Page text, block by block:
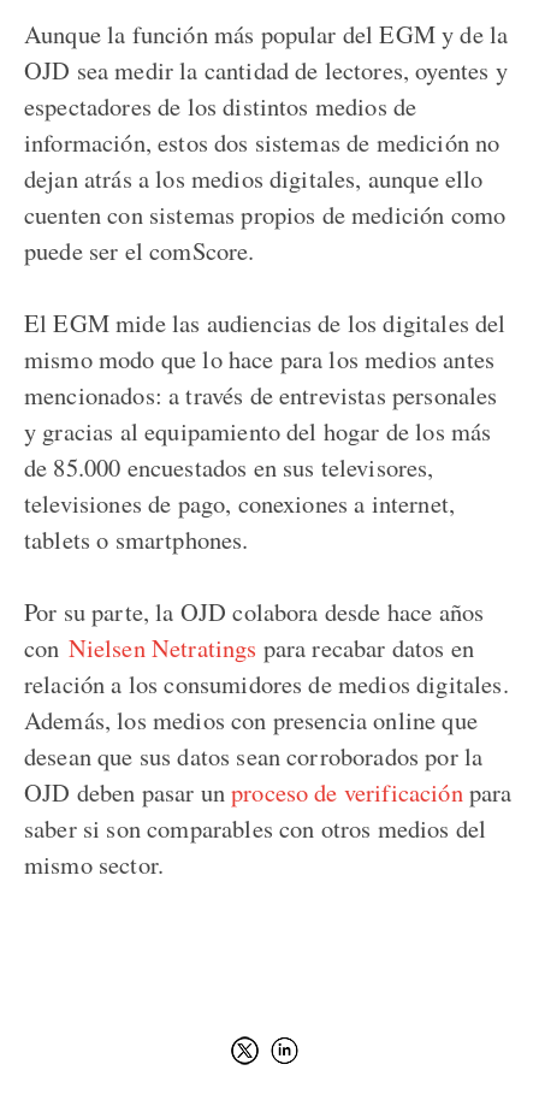
Aunque la función más popular del EGM y de la
OJD sea medir la cantidad de lectores, oyentes y
espectadores de los distintos medios de
información, estos dos sistemas de medición no
dejan atrás a los medios digitales, aunque ello
cuenten con sistemas propios de medición como
puede ser el comScore.
El EGM mide las audiencias de los digitales del
mismo modo que lo hace para los medios antes
mencionados: a través de entrevistas personales
y gracias al equipamiento del hogar de los más
de 85.000 encuestados en sus televisores,
televisiones de pago, conexiones a internet,
tablets o smartphones.
Por su parte, la OJD colabora desde hace años
con Nielsen Netratings para recabar datos en
relación a los consumidores de medios digitales.
Además, los medios con presencia online que
desean que sus datos sean corroborados por la
OJD deben pasar unproceso de verificaciónpara
saber si son comparables con otros medios del
mismo sector.